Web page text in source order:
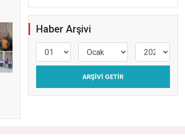
Haber Arşivi
ARŞIVI GETIR